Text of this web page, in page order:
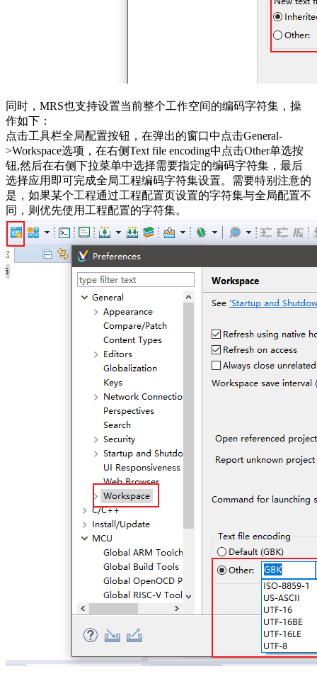
同时，MRS也支持设置当前整个工作空间的编码字符集，操
作如下：
点击工具栏全局配置按钮，在弹出的窗口中点击General-
>Workspace选项，在右侧Text file encoding中点击Other单选按
钮,然后在右侧下拉菜单中选择需要指定的编码字符集，最后
选择应用即可完成全局工程编码字符集设置。需要特别注意的
是，如果某个工程通过工程配置页设置的字符集与全局配置不
同，则优先使用工程配置的字符集。